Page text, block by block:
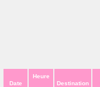
Date
Heure
Destination